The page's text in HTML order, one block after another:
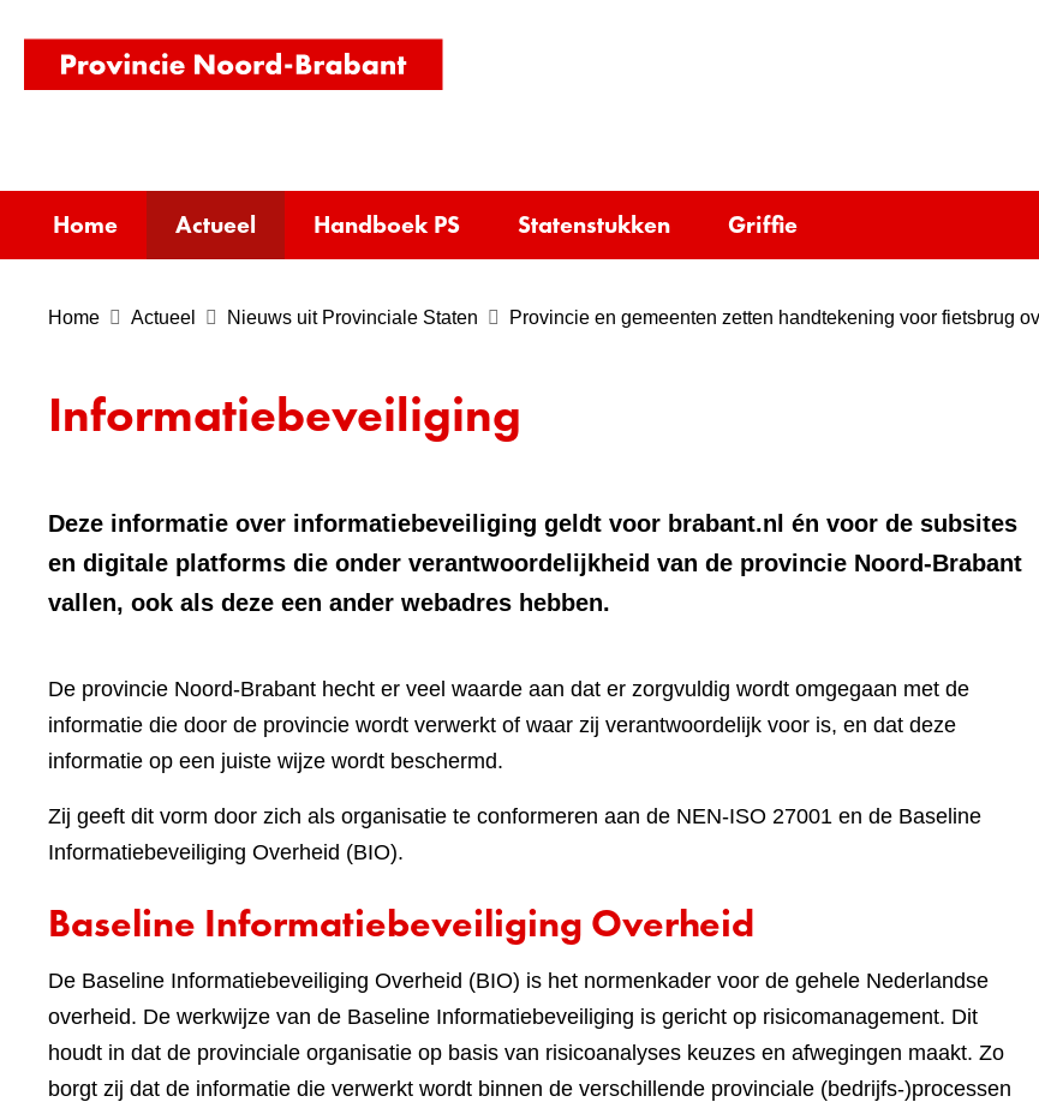
homepage)
Home Actueel Handboek PS Statenstukken Griffie
Home Actueel Nieuws uit Provinciale Staten Provincie en gemeenten zetten handtekening voor fietsbrug
Informatiebeveiliging
Deze informatie over informatiebeveiliging geldt voor brabant.nl én voor de subsites
en digitale platforms die onder verantwoordelijkheid van de provincie Noord-Brabant
vallen, ook als deze een ander webadres hebben.
De provincie Noord-Brabant hecht er veel waarde aan dat er zorgvuldig wordt omgegaan met de
informatie die door de provincie wordt verwerkt of waar zij verantwoordelijk voor is, en dat deze
informatie op een juiste wijze wordt beschermd.
Zij geeft dit vorm door zich als organisatie te conformeren aan de NEN-ISO 27001 en de Baseline
Informatiebeveiliging Overheid (BIO).
Baseline Informatiebeveiliging Overheid
De Baseline Informatiebeveiliging Overheid (BIO) is het normenkader voor de gehele Nederlandse
overheid. De werkwijze van de Baseline Informatiebeveiliging is gericht op risicomanagement. Dit
houdt in dat de provinciale organisatie op basis van risicoanalyses keuzes en afwegingen maakt. Zo
borgt zij dat de informatie die verwerkt wordt binnen de verschillende provinciale (bedrijfs-)processen